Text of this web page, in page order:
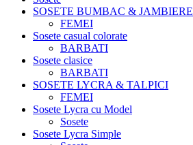
SOSETE BUMBAC & JAMBIERE
FEMEI
Sosete casual colorate
BARBATI
Sosete clasice
BARBATI
SOSETE LYCRA & TALPICI
FEMEI
Sosete Lycra cu Model
Sosete
Sosete Lycra Simple